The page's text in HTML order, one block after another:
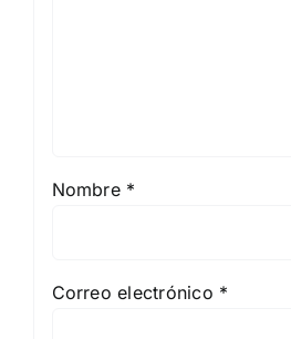
Nombre *
Correo electrónico *